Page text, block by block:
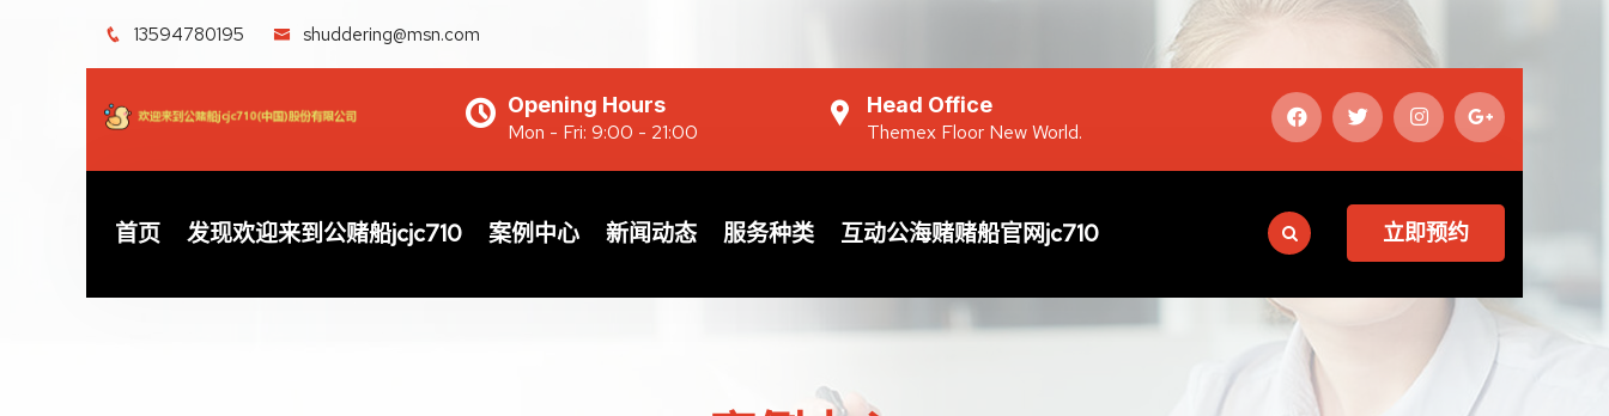
13594780195 shuddering@msn.com
Opening Hours
Mon - Fri: 9:00 - 21:00
Head Office
Themex Floor New World.
首页 发现欢迎来到公赌船jcjc710 案例中心 新闻动态 服务种类 互动公海赌赌船官网jc710 立即预约